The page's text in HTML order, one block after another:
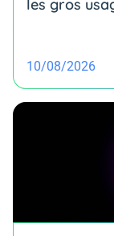
les gros
10/08/2026